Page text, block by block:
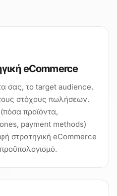
eCommerce
σας, το target audience,
στόχους πωλήσεων.
προϊόντα,
payment methods)
στρατηγική eCommerce